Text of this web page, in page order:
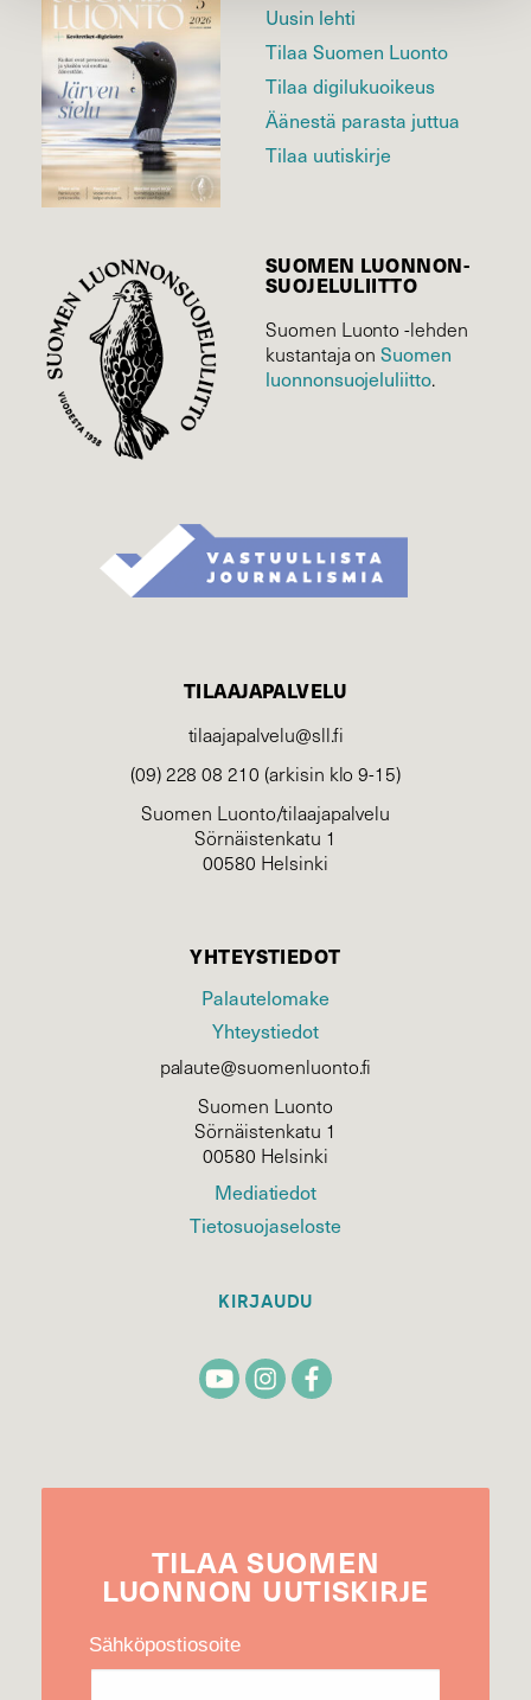
Uusin lehti
Tilaa Suomen Luonto
Tilaa digilukuoikeus
Äänestä parasta juttua
Tilaa uutiskirje
SUOMEN LUONNON­
SUOJELU­LIITTO
Suomen Luonto -lehden
kustantaja onSuomen
luonnonsuojelu­liitto.
TILAAJAPALVELU
tilaajapalvelu@sll.fi
(09) 228 08 210 (arkisin klo 9-15)
Suomen Luonto/tilaajapalvelu
Sörnäistenkatu 1
00580 Helsinki
YHTEYSTIEDOT
Palautelomake
Yhteystiedot
palaute@suomenluonto.fi
Suomen Luonto
Sörnäistenkatu 1
00580 Helsinki
Mediatiedot
Tietosuojaseloste
KIRJAUDU
TILAA SUOMEN
LUONNON UUTIS­KIRJE
Sähköpostiosoite